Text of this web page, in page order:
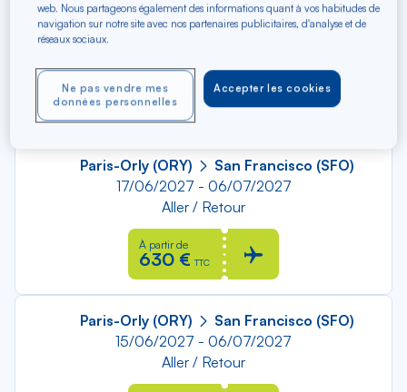
Paris-Orly (ORY)
San Francisco (SFO)
06/11/2026 - 24/11/2026
À partir de
620 € TTC
Paris-Orly (ORY)
San Francisco (SFO)
17/06/2027 - 06/07/2027
Aller / Retour
À partir de
630 € TTC
Paris-Orly (ORY)
San Francisco (SFO)
15/06/2027 - 06/07/2027
Aller / Retour
web. Nous partageons également des informations quant à vos habitudes de
navigation sur notre site avec nos partenaires publicitaires, d'analyse et de
réseaux sociaux.
Accepter les cookies
Ne pas vendre mes
données personnelles